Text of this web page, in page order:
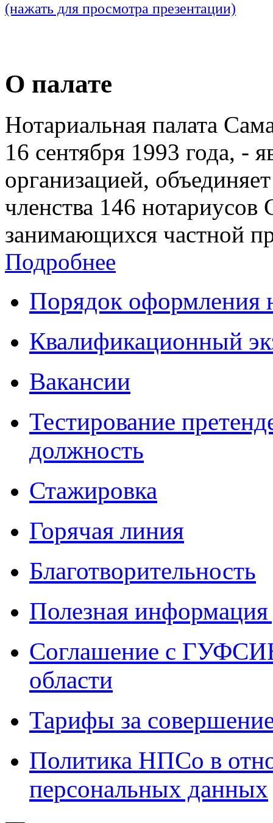
(нажать для просмотра презентации)
О палате
Нотариальная палата
16 сентября 1993 года, -
организацией,
членства 146 нотариусов
занимающихся частной
Подробнее
Порядок оформления
Квалификационный
Вакансии
Тестирование
должность
Стажировка
Горячая линия
Благотворительность
Полезная
Соглашение с
области
Тарифы за
Политика НПСо в
персональных данных